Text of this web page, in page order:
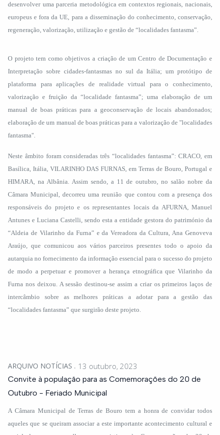
desenvolver uma parceria metodológica em contextos regionais, nacionais,
europeus e fora da UE, para a disseminação do conhecimento, conservação,
regeneração, valorização, utilização e gestão de “localidades fantasma”.
O projeto tem como objetivos a criação de um Centro de Documentação e
Interpretação sobre cidades-fantasmas no sul da Itália; um protótipo de
plataforma para aplicações de realidade virtual para o conhecimento,
valorização e fruição da “localidade fantasma”; uma elaboração de um
manual de boas práticas para a geoconservação de locais abandonados;
elaboração de um manual de boas práticas para a valorização de "localidades
fantasma".
Neste âmbito foram consideradas três “localidades fantasma”: CRACO, em
Basílica, Itália, VILARINHO DAS FURNAS, em Terras de Bouro, Portugal e
HIMARA, na Albânia. Assim sendo, a 11 de outubro, no salão nobre da
Câmara Municipal, decorreu uma reunião que contou com a presença dos
responsáveis do projeto e os representantes locais da AFURNA, Manuel
Antunes e Luciana Castelli, sendo esta a entidade gestora do património da
“Aldeia de Vilarinho da Furna” e da Vereadora da Cultura, Ana Genoveva
Araújo, que comunicou aos vários parceiros presentes todo o apoio da
autarquia no fornecimento da informação essencial para o sucesso do projeto
de modo a perpetuar e promover a herança etnográfica que Vilarinho da
Furna nos deixou. A sessão destinou-se assim a criar os primeiros laços de
intercâmbio sobre as melhores práticas a adotar para a gestão das
“localidades fantasma” que surgirão deste projeto.
ARQUIVO NOTÍCIAS 13 outubro, 2023
Convite à população para as Comemorações do 20 de
Outubro - Feriado Municipal
A Câmara Municipal de Terras de Bouro tem a honra de convidar todos
aqueles que se queiram associar a este importante acontecimento cultural e